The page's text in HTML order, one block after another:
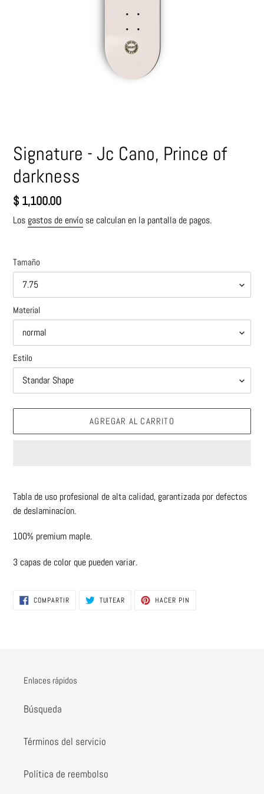
Signature - Jc Cano, Prince of
darkness
Precio
habitual
$ 1,100.00
Los gastos de envío se calculan en la pantalla de pagos.
Tamaño
Material
Estilo
AGREGAR AL CARRITO
el
producto
tu
Tabla de uso profesional de alta calidad, garantizada por defectos
de deslaminacíon.
100% premium maple.
3 capas de color que pueden variar.
COMPARTIRCOMPARTIR
EN
TUITEAR TUITEAR HACER PIN
Enlaces rápidos
Búsqueda
Términos del servicio
Política de reembolso